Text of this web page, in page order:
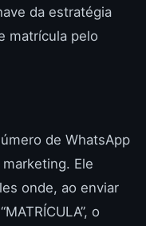
da estratégia
matrícula pelo
de WhatsApp
Ele
onde, ao enviar
o